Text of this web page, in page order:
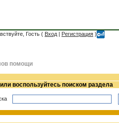
Гость ( Вход | Регистрация )
помощи
воспользуйтесь поиском раздела